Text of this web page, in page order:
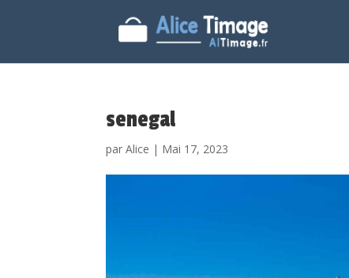
senegal
parAlice | Mai 17, 2023